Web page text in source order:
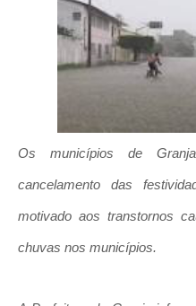
Os municípios de
cancelamento das
motivado aos transtornos
chuvas nos municípios.